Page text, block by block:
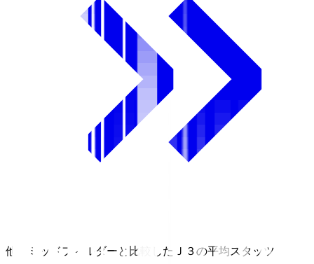
他のミッドフィルダーと比較したＪ３の平均スタッツ